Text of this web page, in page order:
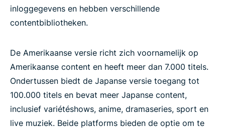
inloggegevens en hebben verschillende
contentbibliotheken.
De Amerikaanse versie richt zich voornamelijk op
Amerikaanse content en heeft meer dan 7.000 titels.
Ondertussen biedt de Japanse versie toegang tot
100.000 titels en bevat meer Japanse content,
inclusief variétéshows, anime, dramaseries, sport en
live muziek. Beide platforms bieden de optie om te